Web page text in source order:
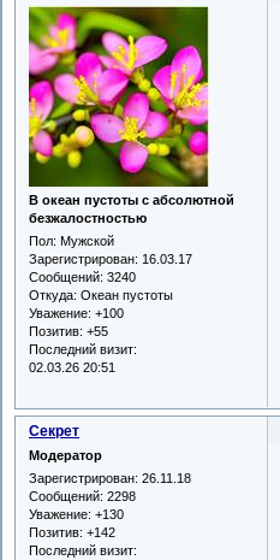
В океан пустоты с абсолютной
безжалостностью
Пол: Мужской
Зарегистрирован: 16.03.17
Сообщений: 3240
Откуда: Океан пустоты
Уважение: +100
Позитив: +55
Последний визит:
02.03.26 20:51
Секрет
Модератор
Зарегистрирован: 26.11.18
Сообщений: 2298
Уважение: +130
Позитив: +142
Последний визит: